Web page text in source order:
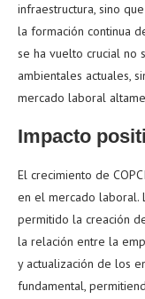
infraestructura, sino
la formación continua
se ha vuelto crucial no
ambientales actuales,
mercado laboral
Impacto
El crecimiento de
en el mercado laboral.
permitido la creación
la relación entre la
y actualización de los
fundamental,